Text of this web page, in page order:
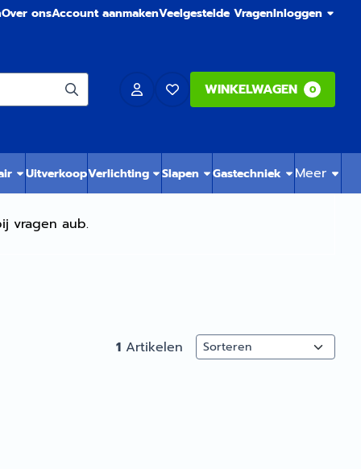
Over onsAccount aanmakenVeelgestelde VragenInloggen
WINKELWAGEN 0
UitverkoopVerlichting Slapen Gastechniek Meer
vragen aub.
1 Artikelen Sorteermethode